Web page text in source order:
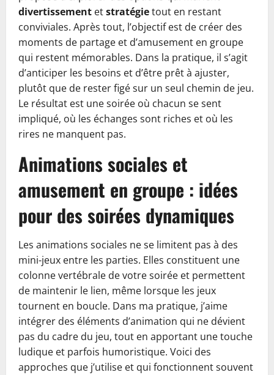
divertissement etstratégietout en restant
conviviales. Après tout, l’objectif est de créer des
moments de partage et d’amusement en groupe
qui restent mémorables. Dans la pratique, il s’agit
d’anticiper les besoins et d’être prêt à ajuster,
plutôt que de rester figé sur un seul chemin de jeu.
Le résultat est une soirée où chacun se sent
impliqué, où les échanges sont riches et où les
rires ne manquent pas.
Animations sociales et
amusement en groupe : idées
pour des soirées dynamiques
Les animations sociales ne se limitent pas à des
mini-jeux entre les parties. Elles constituent une
colonne vertébrale de votre soirée et permettent
de maintenir le lien, même lorsque les jeux
tournent en boucle. Dans ma pratique, j’aime
intégrer des éléments d’animation qui ne dévient
pas du cadre du jeu, tout en apportant une touche
ludique et parfois humoristique. Voici des
approches que j’utilise et qui fonctionnent souvent